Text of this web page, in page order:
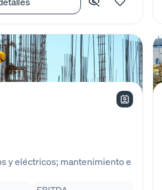
y eléctricos; mantenimiento e